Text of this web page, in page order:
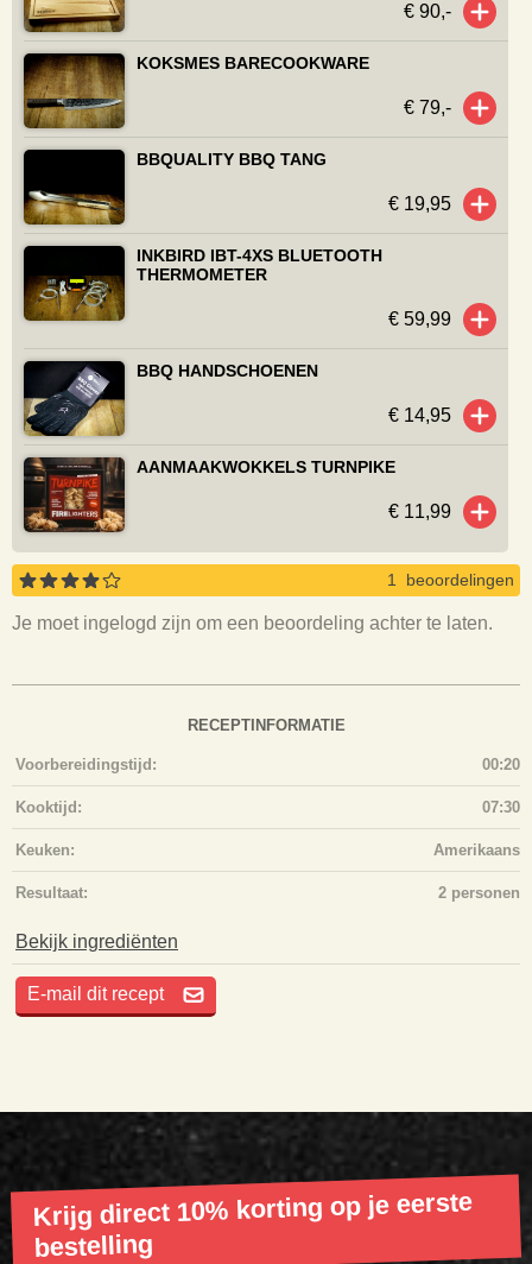
1 beoordelingen
Je moet ingelogd zijn om een beoordeling achter te laten.
RECEPTINFORMATIE
Voorbereidingstijd: 00:20
Kooktijd: 07:30
Keuken: Amerikaans
Resultaat: 2 personen
Bekijk ingrediënten
E-mail dit recept
€ 90,-
KOKSMES BARECOOKWARE
€ 79,-
BBQUALITY BBQ TANG
€ 19,95
INKBIRD IBT-4XS BLUETOOTH
THERMOMETER
€ 59,99
BBQ HANDSCHOENEN
€ 14,95
AANMAAKWOKKELS TURNPIKE
€ 11,99
Krijg direct 10% korting op je eerste
bestelling